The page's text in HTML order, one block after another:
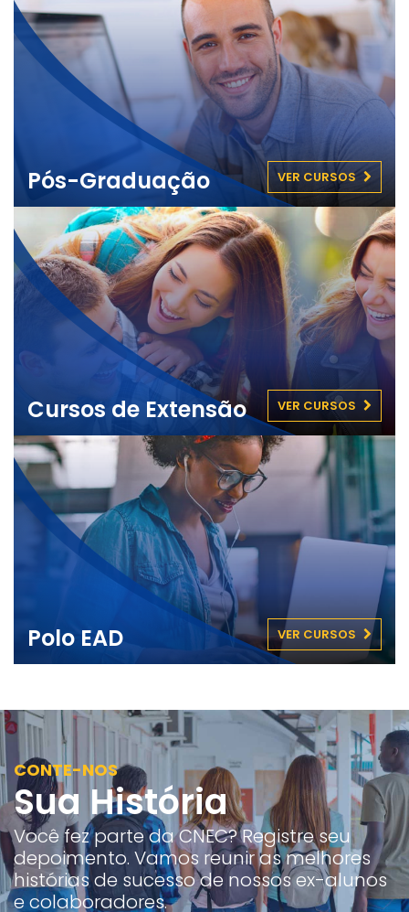
Pós-Graduação VER CURSOS
Cursos de Extensão VER CURSOS
Polo EAD VER CURSOS
CONTE-NOS
Sua História
Você fez parte da CNEC? Registre seu
depoimento. Vamos reunir as melhores
histórias de sucesso de nossos ex-alunos
e colaboradores.